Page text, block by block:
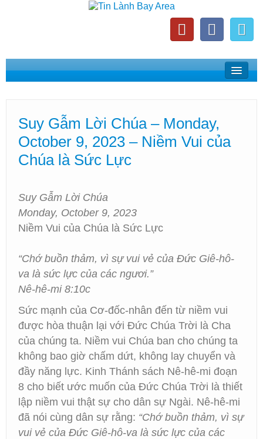
Home
Phát Thanh Tin Lành Bay Area
Các Hội Thánh Bắc California
Suy Gẫm Lời Chúa – Monday,
October 9, 2023 – Niềm Vui của
Chúa là Sức Lực
Suy Gẫm Lời Chúa
Monday, October 9, 2023
Niềm Vui của Chúa là Sức Lực
“Chớ buồn thảm, vì sự vui vẻ của Đức Giê-hô-
va là sức lực của các ngươi.”
Nê-hê-mi 8:10c
Sức mạnh của Cơ-đốc-nhân đến từ niềm vui
được hòa thuận lại với Đức Chúa Trời là Cha
của chúng ta. Niềm vui Chúa ban cho chúng ta
không bao giờ chấm dứt, không lay chuyển và
đầy năng lực. Kinh Thánh sách Nê-hê-mi đoạn
8 cho biết ước muốn của Đức Chúa Trời là thiết
lập niềm vui thật sự cho dân sự Ngài. Nê-hê-mi
đã nói cùng dân sự rằng: “Chớ buồn thảm, vì sự
vui vẻ của Đức Giê-hô-va là sức lực của các